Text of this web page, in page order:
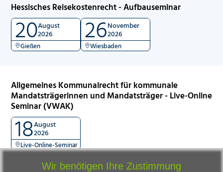
Hessisches Reisekostenrecht - Aufbauseminar
20August
2026
Gießen 26November
2026
Wiesbaden
Allgemeines Kommunalrecht für kommunale
Mandatsträgerinnen und Mandatsträger - Live-Online
Seminar (VWAK)
18August
2026
Live-Online-Seminar
Wir benötigen Ihre Zustimmung